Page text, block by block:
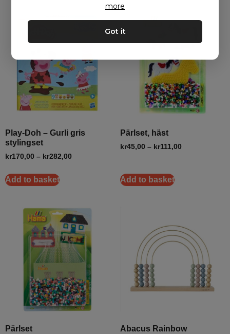
Play-Doh – Gurli gris
stylingset
kr170,00 – kr282,00
Add to basket
Pärlset, häst
kr45,00 – kr111,00
Add to basket
Pärlset Abacus Rainbow
more
Got it